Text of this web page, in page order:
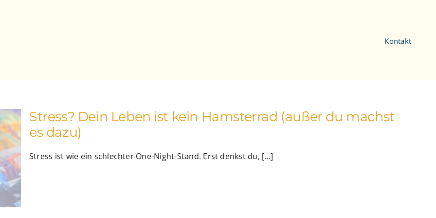
Kontakt
Stress? Dein Leben ist kein Hamsterrad (außer du machst
es dazu)
Stress ist wie ein schlechter One-Night-Stand. Erst denkst du, [...]